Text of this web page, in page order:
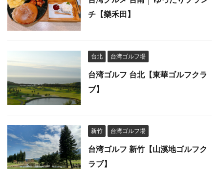
チ【樂禾田】
台北 台湾ゴルフ場
台湾ゴルフ 台北【東華ゴルフクラ
ブ】
新竹 台湾ゴルフ場
台湾ゴルフ 新竹【山溪地ゴルフク
ラブ】